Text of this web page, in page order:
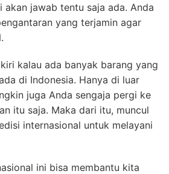
akan jawab tentu saja ada. Anda
yang terjamin agar
kalau ada banyak barang yang
di Indonesia. Hanya di luar
juga Anda sengaja pergi ke
itu saja. Maka dari itu, muncul
internasional untuk melayani
ini bisa membantu kita